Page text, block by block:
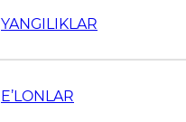
YANGILIKLAR
E’LONLAR